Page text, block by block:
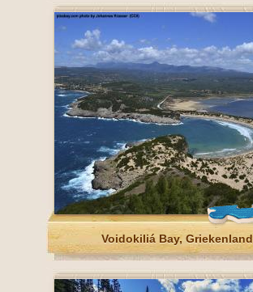
Voidokiliá Bay, Griekenland